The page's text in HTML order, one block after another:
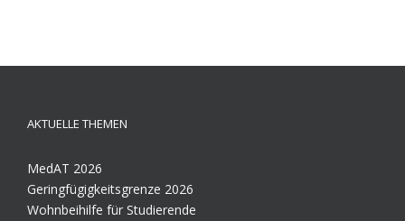
AKTUELLE THEMEN
MedAT 2026
Geringfügigkeitsgrenze 2026
Wohnbeihilfe für Studierende